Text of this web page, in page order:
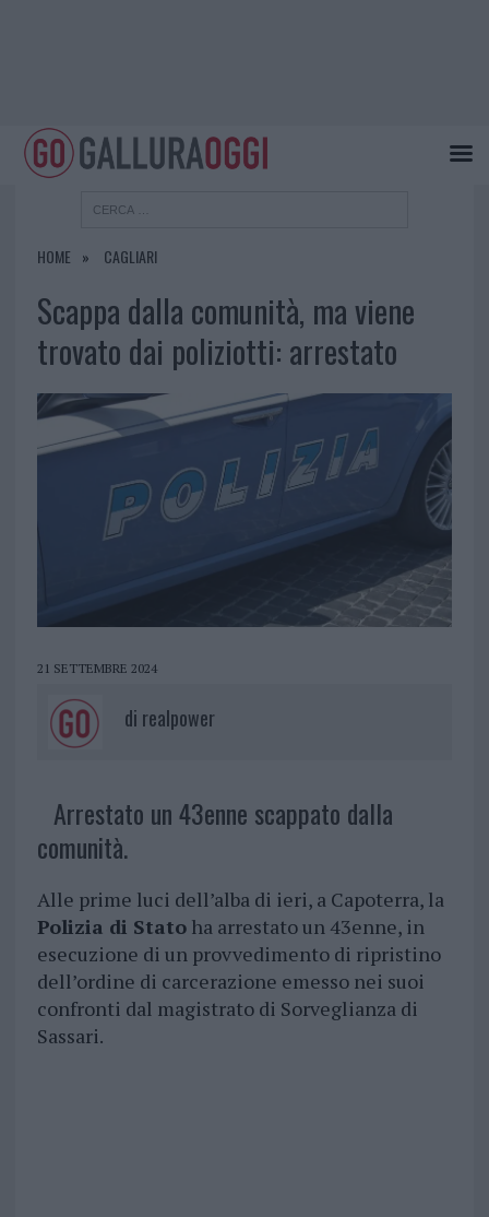
HOME CAGLIARI
Scappa dalla comunità, ma viene
trovato dai poliziotti: arrestato
21 SETTEMBRE 2024
di realpower
Arrestato un 43enne scappato dalla
comunità.
Alle prime luci dell’alba di ieri, a Capoterra, la
Polizia di Statoha arrestato un 43enne, in
esecuzione di un provvedimento di ripristino
dell’ordine di carcerazione emesso nei suoi
confronti dal magistrato di Sorveglianza di
Sassari.